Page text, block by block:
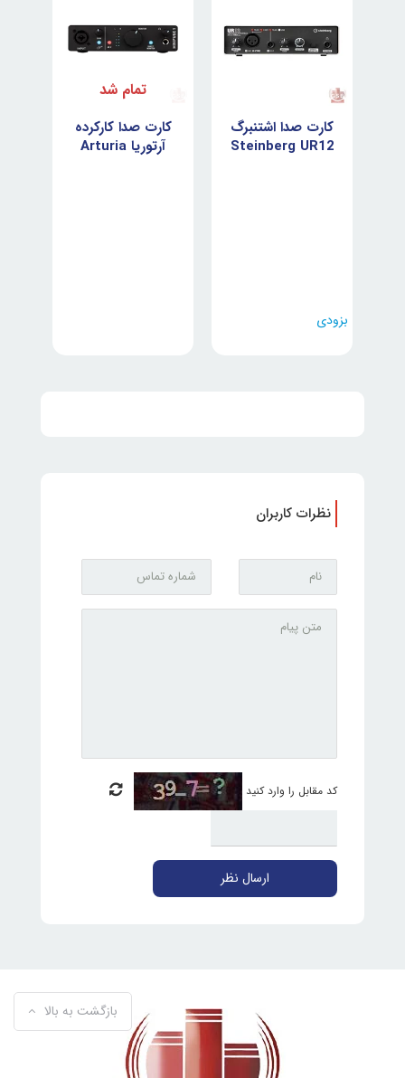
کارت صدا اشتنبرگ
Steinberg UR12
بزودی
کارت صدا کارکرده
آرتوریا Arturia
تمام شد
نظرات کاربران
کد مقابل را وارد کنید
ارسال نظر
بازگشت به بالا